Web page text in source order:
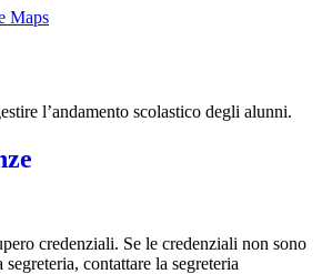
Maps
l’andamento scolastico degli alunni.
credenziali. Se le credenziali non sono
contattare la segreteria